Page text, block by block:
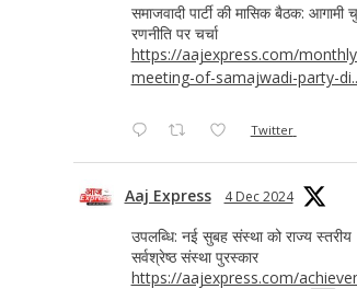
समाजवादी पार्टी की मासिक बैठक: आगामी
रणनीति पर चर्चा
https://aajexpress.com/
meeting-of-samajwadi-party-
Twitter
Aaj Express 4 Dec 2024
उपलब्धि: नई सुबह संस्था को राज्य स्तरीय
सर्वश्रेष्ठ संस्था पुरस्कार
https://aajexpress.com/